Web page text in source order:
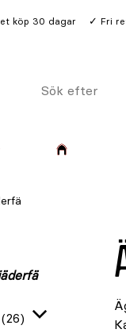
köp 30 dagar Fri
Sök
(26)